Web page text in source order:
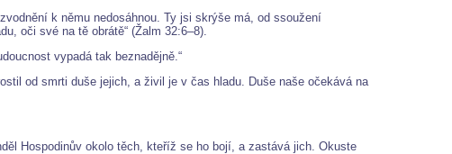
k němu nedosáhnou. Ty jsi skrýše má, od ssoužení
oči své na tě obrátě“ (Žalm 32:6–8).
vypadá tak beznadějně.“
od smrti duše jejich, a živil je v čas hladu. Duše naše očekává na
Hospodinův okolo těch, kteříž se ho bojí, a zastává jich. Okuste